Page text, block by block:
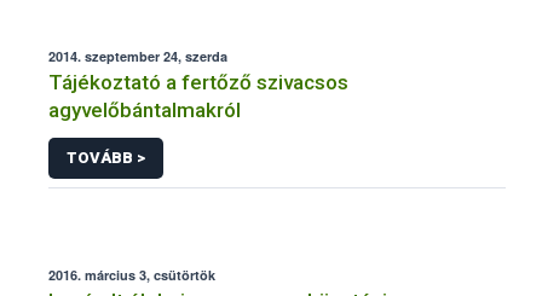
2014. szeptember 24, szerda
Tájékoztató a fertőző szivacsos
agyvelőbántalmakról
TOVÁBB >
2016. március 3, csütörtök